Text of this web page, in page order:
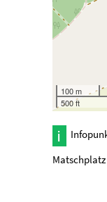
100 m
500 ft